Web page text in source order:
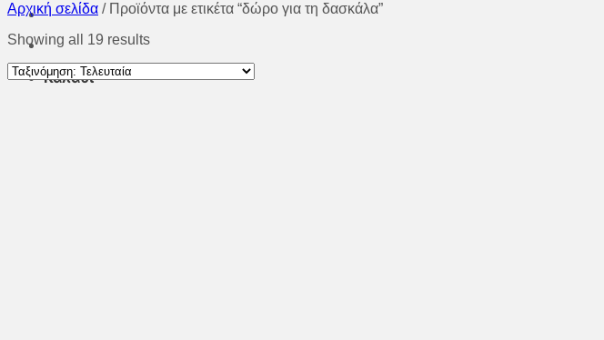
Καλάθι
Αρχική σελίδα /Προϊόντα με ετικέτα “δώρο για τη δασκάλα”
Showing all 19 results